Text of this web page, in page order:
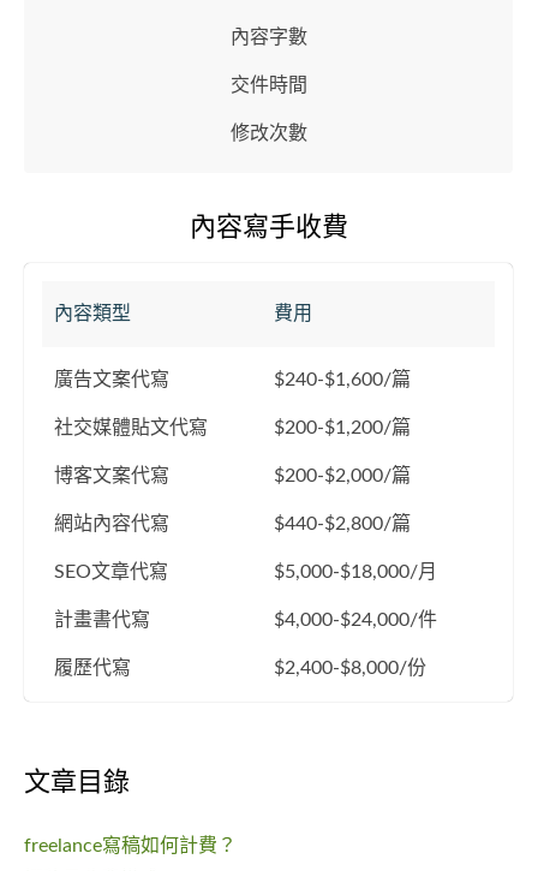
內容字數
交件時間
修改次數
內容寫手收費
內容類型 費用
廣告文案代寫 $240-$1,600/篇
社交媒體貼文代寫 $200-$1,200/篇
博客文案代寫 $200-$2,000/篇
網站內容代寫 $440-$2,800/篇
SEO文章代寫 $5,000-$18,000/月
計畫書代寫 $4,000-$24,000/件
履歷代寫 $2,400-$8,000/份
文章目錄
freelance寫稿如何計費？